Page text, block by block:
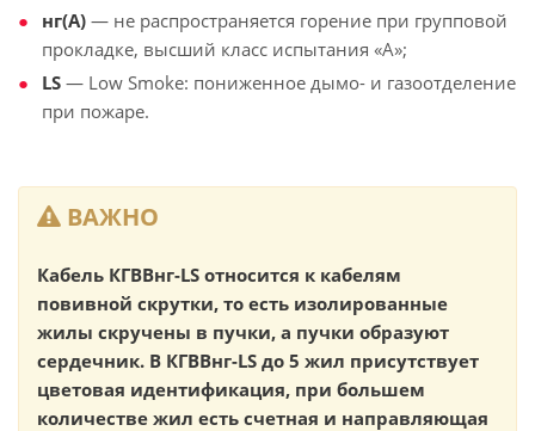
нг(А) — не распространяется горение при групповой
прокладке, высший класс испытания «А»;
LS — Low Smoke: пониженное дымо- и газоотделение
при пожаре.
ВАЖНО
Кабель КГВВнг-LS относится к кабелям
повивной скрутки, то есть изолированные
жилы скручены в пучки, а пучки образуют
сердечник. В КГВВнг-LS до 5 жил присутствует
цветовая идентификация, при большем
количестве жил есть счетная и направляющая